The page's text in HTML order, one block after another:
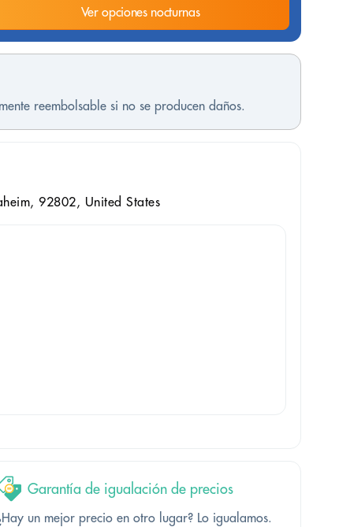
Ver opciones nocturnas
reembolsable si no se producen daños.
92802, United States
Garantía de igualación de precios
un mejor precio en otro lugar? Lo igualamos.